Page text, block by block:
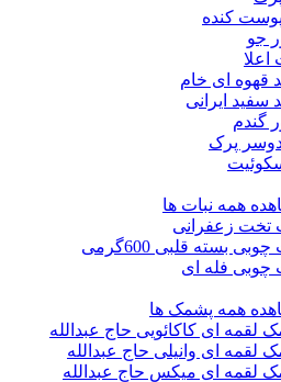
کنده
جو
قهوه ای خام
سفید ایرانی
گندم
پرک
همه نبات ها
تخت زعفرانی
بسته قلبی 600گرمی
چوبی فله ای
همه پشمک ها
لقمه ای کاکائویی حاج عبدالله
لقمه ای وانیلی حاج عبدالله
لقمه ای میکس حاج عبدالله